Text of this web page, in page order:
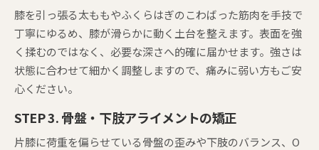
膝を引っ張る太ももやふくらはぎのこわばった筋肉を手技で
丁寧にゆるめ、膝が滑らかに動く土台を整えます。表面を強
く揉むのではなく、必要な深さへ的確に届かせます。強さは
状態に合わせて細かく調整しますので、痛みに弱い方もご安
心ください。
STEP 3. 骨盤・下肢アライメントの矯正
片膝に荷重を偏らせている骨盤の歪みや下肢のバランス、O